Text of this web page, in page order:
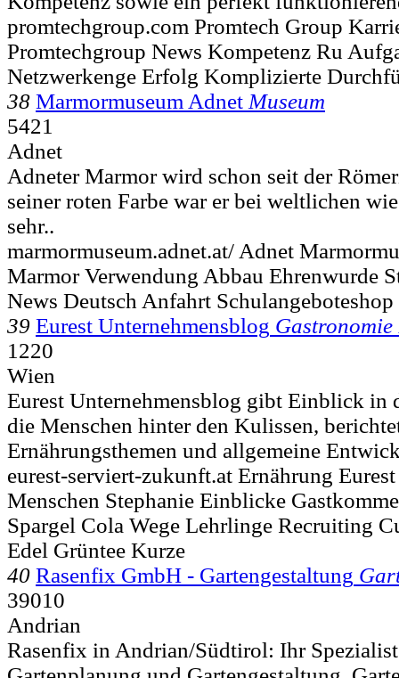
promtechgroup.com Promtech Group
Promtechgroup News Kompetenz Ru
Netzwerkenge Erfolg Komplizierte
38 Marmormuseum Adnet Museum
5421
Adnet
Adneter Marmor wird schon seit der
seiner roten Farbe war er bei weltlichen
sehr..
marmormuseum.adnet.at/ Adnet
Marmor Verwendung Abbau Ehrenwurde
News Deutsch Anfahrt Schulangeboteshop
39 Eurest Unternehmensblog
1220
Wien
Eurest Unternehmensblog gibt Einblick in
die Menschen hinter den Kulissen,
Ernährungsthemen und allgemeine
eurest-serviert-zukunft.at Ernährung
Menschen Stephanie Einblicke
Spargel Cola Wege Lehrlinge Recruiting
Edel Grüntee Kurze
40 Rasenfix GmbH - Gartengestaltung
39010
Andrian
Rasenfix in Andrian/Südtirol: Ihr